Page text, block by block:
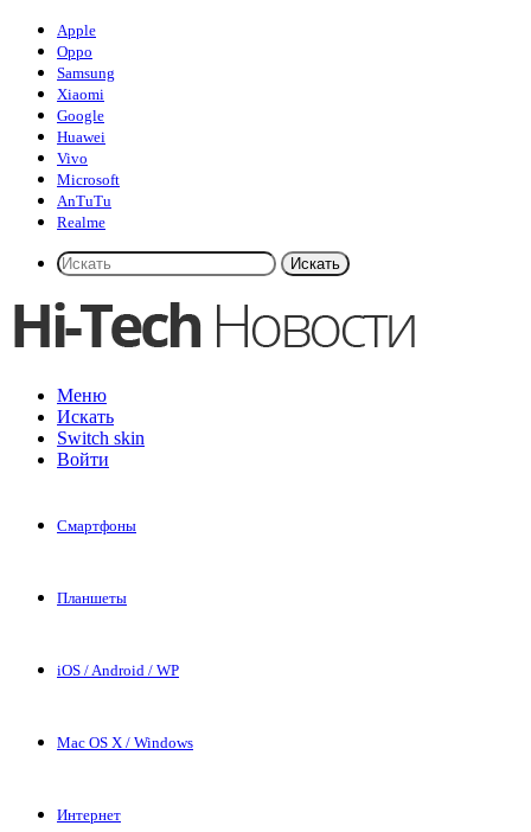
Apple
Oppo
Samsung
Xiaomi
Google
Huawei
Vivo
Microsoft
AnTuTu
Realme
Искать
Меню
Искать
Switch skin
Войти
Смартфоны
Планшеты
iOS / Android / WP
Mac OS X / Windows
Интернет